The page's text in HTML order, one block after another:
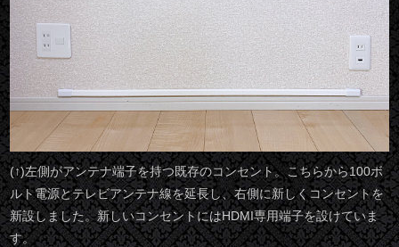
(↑)左側がアンテナ端子を持つ既存のコンセント。こちらから100ボ
ルト電源とテレビアンテナ線を延長し、右側に新しくコンセントを
新設しました。新しいコンセントにはHDMI専用端子を設けていま
す。